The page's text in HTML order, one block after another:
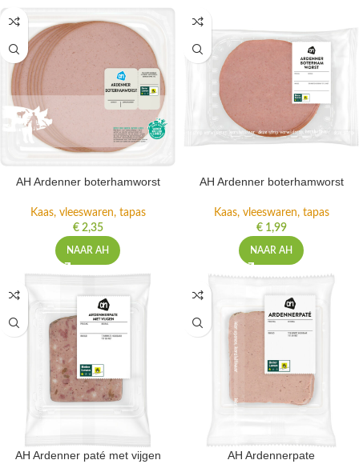
AH Ardenner boterhamworst
Kaas, vleeswaren, tapas
€2,35
NAAR AH
AH Ardenner boterhamworst
Kaas, vleeswaren, tapas
€1,99
NAAR AH
AH Ardenner paté met vijgen AH Ardennerpate